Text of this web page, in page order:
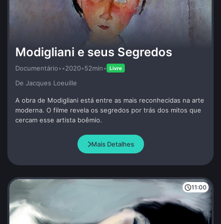
Modigliani e seus Segredos
Documentário••2020•52min• Livre
De Jacques Loeuille
A obra de Modigliani está entre as mais reconhecidas na arte
moderna. O filme revela os segredos por trás dos mitos que
cercam esse artista boêmio.
Mais Detalhes
11:00